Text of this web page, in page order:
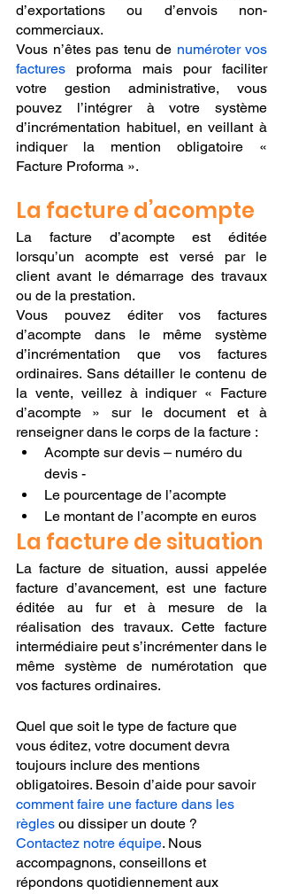
d’exportations ou d’envois non-
commerciaux.
Vous n’êtes pas tenu de numéroter vos
factures proforma mais pour faciliter
votre gestion administrative, vous
pouvez l’intégrer à votre système
d’incrémentation habituel, en veillant à
indiquer la mention obligatoire «
Facture Proforma ».
La facture d’acompte
La facture d’acompte est éditée
lorsqu’un acompte est versé par le
client avant le démarrage des travaux
ou de la prestation.
Vous pouvez éditer vos factures
d’acompte dans le même système
d’incrémentation que vos factures
ordinaires. Sans détailler le contenu de
la vente, veillez à indiquer « Facture
d’acompte » sur le document et à
renseigner dans le corps de la facture :
Acompte sur devis – numéro du
devis -
Le pourcentage de l’acompte
Le montant de l’acompte en euros
La facture de situation
La facture de situation, aussi appelée
facture d’avancement, est une facture
éditée au fur et à mesure de la
réalisation des travaux. Cette facture
intermédiaire peut s’incrémenter dans le
même système de numérotation que
vos factures ordinaires.
Quel que soit le type de facture que
vous éditez, votre document devra
toujours inclure des mentions
obligatoires. Besoin d’aide pour savoir
comment faire une facture dans les
règles ou dissiper un doute ?
Contactez notre équipe. Nous
accompagnons, conseillons et
répondons quotidiennement aux